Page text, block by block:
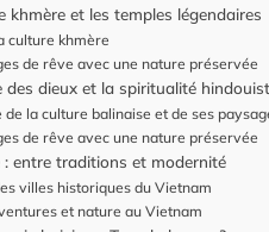
khmère et les temples légendaires
culture khmère
de rêve avec une nature préservée
des dieux et la spiritualité
la culture balinaise et de ses
de rêve avec une nature préservée
entre traditions et modernité
villes historiques du Vietnam
et nature au Vietnam